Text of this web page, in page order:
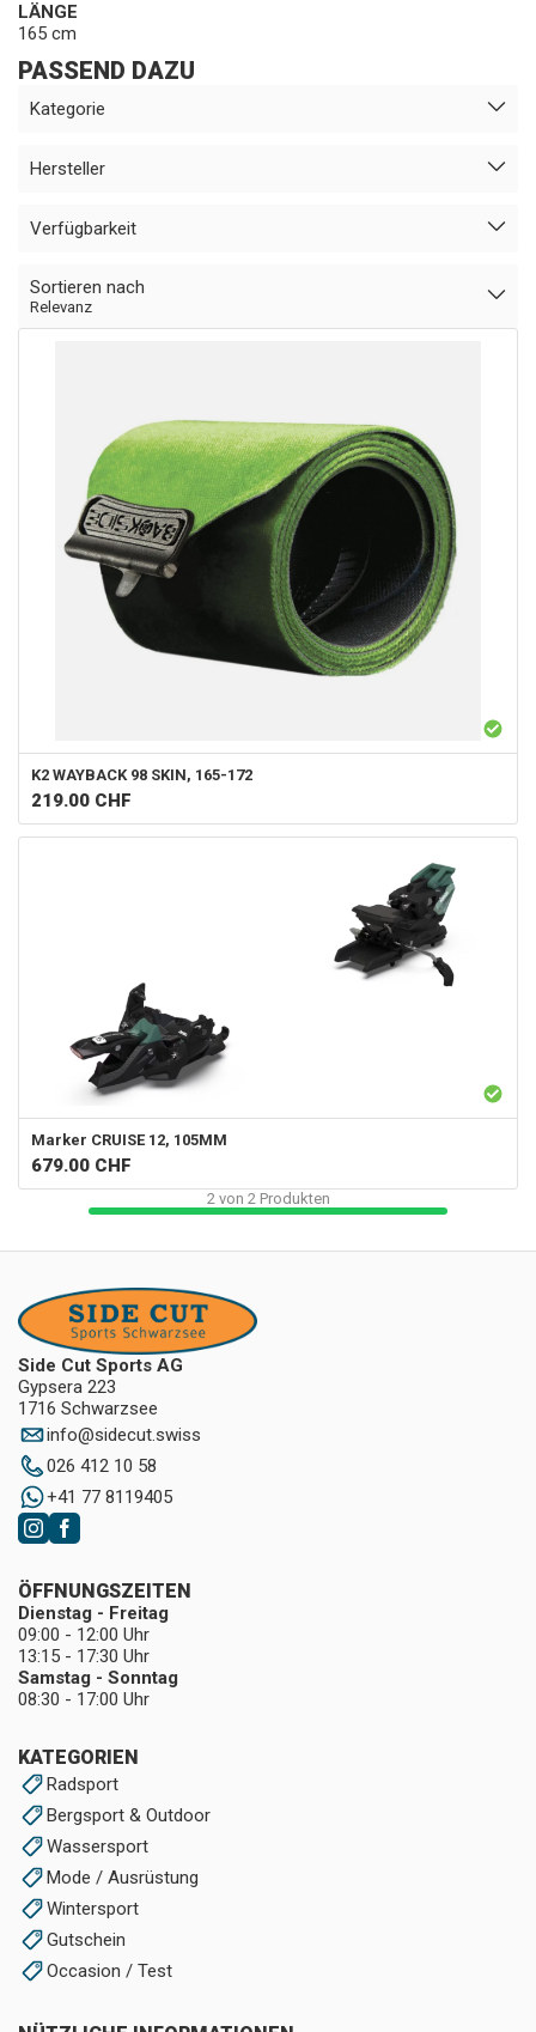
LÄNGE
165 cm
PASSEND DAZU
Kategorie
Hersteller
Verfügbarkeit
Sortieren nach
Relevanz
K2 WAYBACK 98 SKIN, 165-172
219.00 CHF
Marker CRUISE 12, 105MM
679.00 CHF
2von 2Produkten
Side Cut Sports AG
Gypsera 223
1716 Schwarzsee
info@sidecut.swiss
026 412 10 58
+41 77 8119405
KATEGORIEN
Radsport
Bergsport & Outdoor
Wassersport
Mode / Ausrüstung
Wintersport
Gutschein
Occasion / Test
ÖFFNUNGSZEITEN
Dienstag - Freitag
09:00 - 12:00 Uhr
13:15 - 17:30 Uhr
Samstag - Sonntag
08:30 - 17:00 Uhr